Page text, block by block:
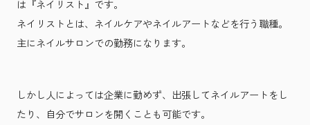
は『ネイリスト』です。
ネイリストとは、ネイルケアやネイルアートなどを行う職種。
主にネイルサロンでの勤務になります。
しかし人によっては企業に勤めず、出張してネイルアートをし
たり、自分でサロンを開くことも可能です。